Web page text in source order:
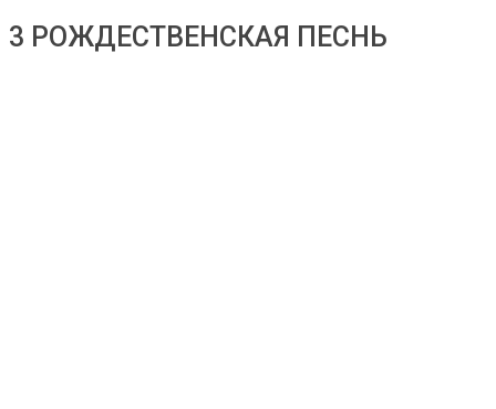
3 РОЖДЕСТВЕНСКАЯ ПЕСНЬ